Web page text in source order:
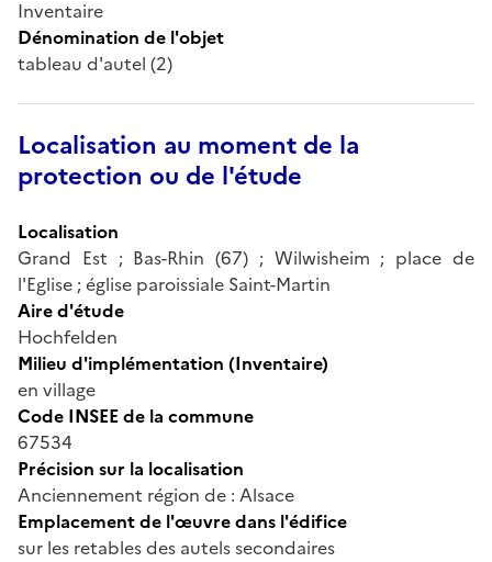
Inventaire
Dénomination de l'objet
tableau d'autel (2)
Localisation au moment de la
protection ou de l'étude
Localisation
Grand Est ; Bas-Rhin (67) ; Wilwisheim ; place de
l'Eglise ; église paroissiale Saint-Martin
Aire d'étude
Hochfelden
Milieu d'implémentation (Inventaire)
en village
Code INSEE de la commune
67534
Précision sur la localisation
Anciennement région de : Alsace
Emplacement de l'œuvre dans l'édifice
sur les retables des autels secondaires